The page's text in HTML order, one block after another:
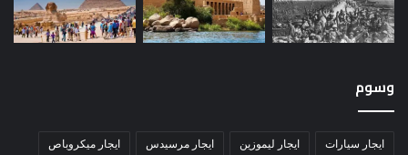
وسوم
ايجار سيارات ايجار ليموزين ايجار مرسيدس ايجار ميكروباص